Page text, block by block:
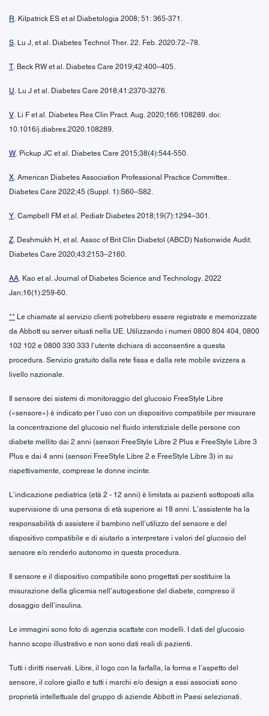
R. Kilpatrick ES et al Diabetologia 2008; 51: 365-371.
S. Lu J, et al. Diabetes Technol Ther. 22. Feb. 2020:72–78.
T. Beck RW et al. Diabetes Care 2019;42:400–405.
U. Lu J et al. Diabetes Care 2018;41:2370-3276.
V. Li F et al. Diabetes Res Clin Pract. Aug. 2020;166:108289. doi:
10.1016/j.diabres.2020.108289.
W. Pickup JC et al. Diabetes Care 2015;38(4):544-550.
X. American Diabetes Association Professional Practice Committee.
Diabetes Care 2022;45 (Suppl. 1):S60–S82.
Y. Campbell FM et al. Pediatr Diabetes 2018;19(7):1294–301.
Z. Deshmukh H, et al. Assoc of Brit Clin Diabetol (ABCD) Nationwide Audit.
Diabetes Care 2020;43:2153–2160.
AA. Kao et al. Journal of Diabetes Science and Technology. 2022
Jan;16(1):259-60.
** Le chiamate al servizio clienti potrebbero essere registrate e memorizzate
da Abbott su server situati nella UE. Utilizzando i numeri 0800 804 404, 0800
102 102 e 0800 330 333 l’utente dichiara di acconsentire a questa
procedura. Servizio gratuito dalla rete fissa e dalla rete mobile svizzera a
livello nazionale.
Il sensore dei sistemi di monitoraggio del glucosio FreeStyle Libre
(«sensore») è indicato per l’uso con un dispositivo compatibile per misurare
la concentrazione del glucosio nel fluido interstiziale delle persone con
diabete mellito dai 2 anni (sensori FreeStyle Libre 2 Plus e FreeStyle Libre 3
Plus e dai 4 anni (sensori FreeStyle Libre 2 e FreeStyle Libre 3) in su
rispettivamente, comprese le donne incinte.
L’indicazione pediatrica (età 2 - 12 anni) è limitata ai pazienti sottoposti alla
supervisione di una persona di età superiore ai 18 anni. L’assistente ha la
responsabilità di assistere il bambino nell’utilizzo del sensore e del
dispositivo compatibile e di aiutarlo a interpretare i valori del glucosio del
sensore e/o renderlo autonomo in questa procedura.
Il sensore e il dispositivo compatibile sono progettati per sostituire la
misurazione della glicemia nell’autogestione del diabete, compreso il
dosaggio dell’insulina.
Le immagini sono foto di agenzia scattate con modelli. I dati del glucosio
hanno scopo illustrativo e non sono dati reali di pazienti.
Tutti i diritti riservati. Libre, il logo con la farfalla, la forma e l’aspetto del
sensore, il colore giallo e tutti i marchi e/o design a essi associati sono
proprietà intellettuale del gruppo di aziende Abbott in Paesi selezionati.